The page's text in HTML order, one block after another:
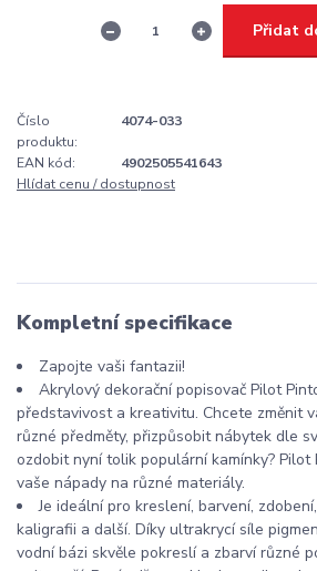
Přidat
Číslo
produktu:
4074-033
EAN kód:
4902505541643
Hlídat cenu / dostupnost
Kompletní specifikace
Zapojte vaši fantazii!
Akrylový dekorační popisovač Pilot
představivost a kreativitu. Chcete změnit
různé předměty, přizpůsobit nábytek dle
ozdobit nyní tolik populární kamínky? Pilot
vaše nápady na různé materiály.
Je ideální pro kreslení, barvení,
kaligrafii a další. Díky ultrakrycí síle
vodní bázi skvěle pokreslí a zbarví různé